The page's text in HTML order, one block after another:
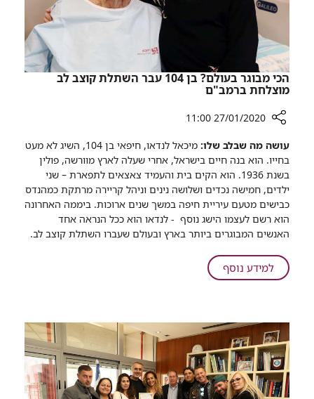
הכי מבוגר בעולם? בן 104 עבר השתלת קוצב לב
מוצלחת ברמב"ם
שיתוף
הכי
מבוגר
בעולם?
בן
104
עבר
השתלת
קוצב
27/01/2020 11:00
עושה מה שבלב שלו:
מיכאל לנדאו, חיפאי בן 104, השיג לא מעט
בחייו. הוא בנה חיים בישראל, אחרי שעלה לארץ מוורשה, פולין
בשנת 1936. הוא הקים בית והעמיד צאצאים לתפארת – שני
ילדים, חמישה נכדים ושלושה נינים וניהל קריירה מרתקת כמהנדס
כבישים מטעם עיריית חיפה במשך שנים ארוכות. ביממה האחרונה
הוא רשם לעצמו הישג נוסף - לנדאו הוא ככל הנראה אחד
האנשים המבוגרים ביותר בארץ ובעולם שעברו השתלת קוצב לב.
למידע נוסףעל
הכי
בן
עבר
השתלת
קוצב